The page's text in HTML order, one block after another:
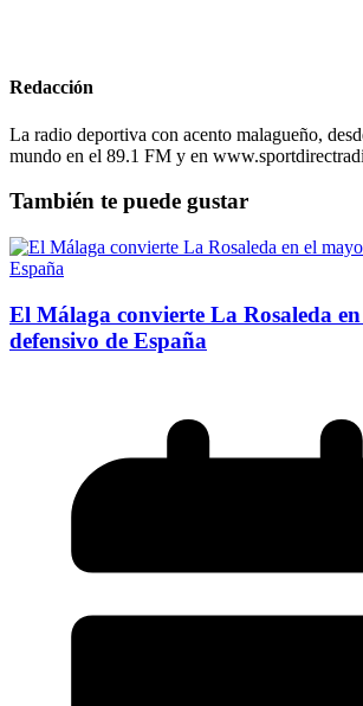
Redacción
La radio deportiva con acento malagueño,
mundo en el 89.1 FM y en
También te puede gustar
El Málaga convierte La Rosaleda
defensivo de España